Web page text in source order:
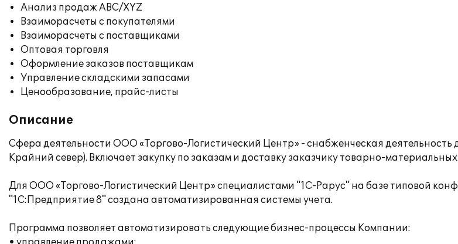
Анализ продаж ABC/XYZ
Взаиморасчеты с покупателями
Взаиморасчеты с поставщиками
Оптовая торговля
Оформление заказов поставщикам
Управление складскими запасами
Ценообразование, прайс-листы
Описание
Сфера деятельности ООО «Торгово-Логистический Центр» - снабженческая
Крайний север). Включает закупку по заказам и доставку заказчику товарно-
Для ООО «Торгово-Логистический Центр» специалистами "1С-Рарус" на базе типовой
"1С:Предприятие 8" создана автоматизированная системы учета.
Программа позволяет автоматизировать следующие бизнес-процессы Компании: